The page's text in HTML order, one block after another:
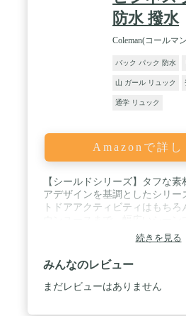
防水 撥水
Coleman(コールマ
バック パック 防水
山 ガール リュック
通学 リュック
Amazonで詳し
【シールドシリーズ】タフな
アデザインを基調としたシリー
トドアアクティビティはもち
【35Lの大容量】日常使いはも
行にも適したサイズです。ノー
はじめ教科書や書類(A3対応)、
く収納できます。 / 【高い防水
地+撥水ファスナーを採用する
続きを見る
みんなのレビュー
まだレビューはありません